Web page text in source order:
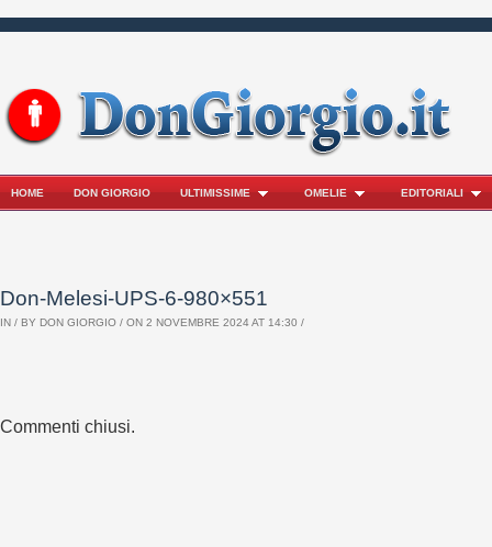
HOME DON GIORGIO ULTIMISSIME OMELIE EDITORIALI
Don-Melesi-UPS-6-980×551
IN / BY DON GIORGIO / ON 2 NOVEMBRE 2024 AT 14:30 /
Commenti chiusi.